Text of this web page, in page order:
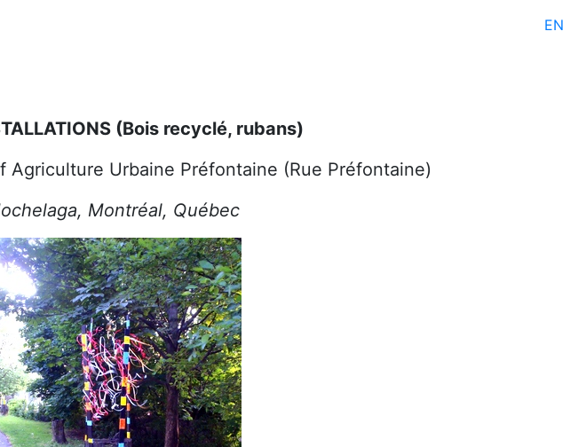
EN
(Bois recyclé, rubans)
Agriculture Urbaine Préfontaine (Rue Préfontaine)
Montréal, Québec